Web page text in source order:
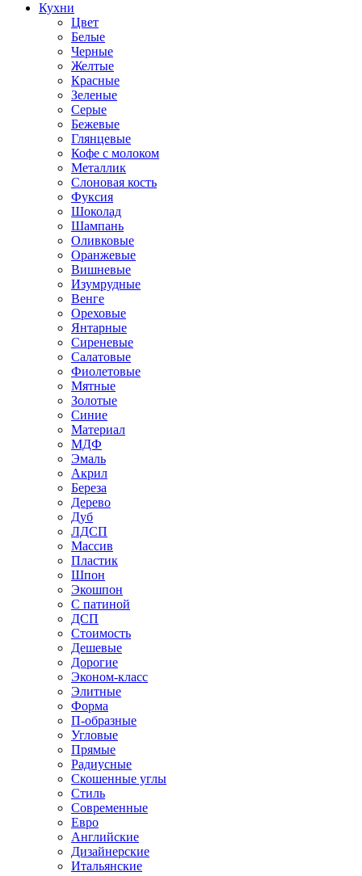
Кухни
Цвет
Белые
Черные
Желтые
Красные
Зеленые
Серые
Бежевые
Глянцевые
Кофе с молоком
Металлик
Слоновая кость
Фуксия
Шоколад
Шампань
Оливковые
Оранжевые
Вишневые
Изумрудные
Венге
Ореховые
Янтарные
Сиреневые
Салатовые
Фиолетовые
Мятные
Золотые
Синие
Материал
МДФ
Эмаль
Акрил
Береза
Дерево
Дуб
ЛДСП
Массив
Пластик
Шпон
Экошпон
С патиной
ДСП
Стоимость
Дешевые
Дорогие
Эконом-класс
Элитные
Форма
П-образные
Угловые
Прямые
Радиусные
Скошенные углы
Стиль
Современные
Евро
Английские
Дизайнерские
Итальянские